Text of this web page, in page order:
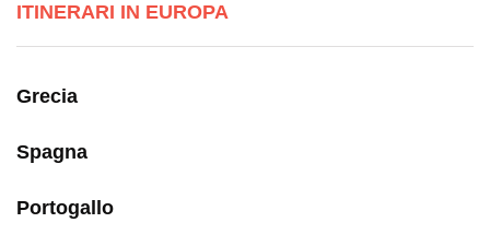
ITINERARI IN EUROPA
Grecia
Spagna
Portogallo